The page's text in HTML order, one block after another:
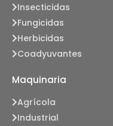
Insecticidas
Fungicidas
Herbicidas
Coadyuvantes
Maquinaria
Agrícola
Industrial